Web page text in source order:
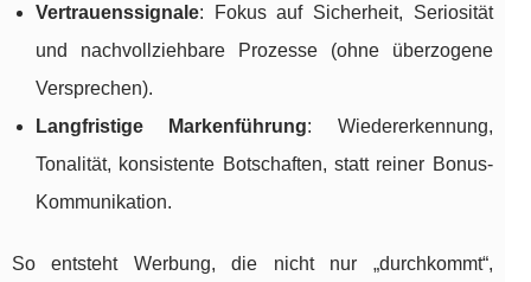
Vertrauenssignale: Fokus auf Sicherheit, Seriosität
und nachvollziehbare Prozesse (ohne überzogene
Versprechen).
Langfristige Markenführung: Wiedererkennung,
Tonalität, konsistente Botschaften, statt reiner Bonus-
Kommunikation.
So entsteht Werbung, die nicht nur „durchkommt“,